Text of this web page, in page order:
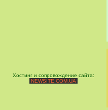
Хостинг и сопровождение сайта:
NEWSITE.COM.UA